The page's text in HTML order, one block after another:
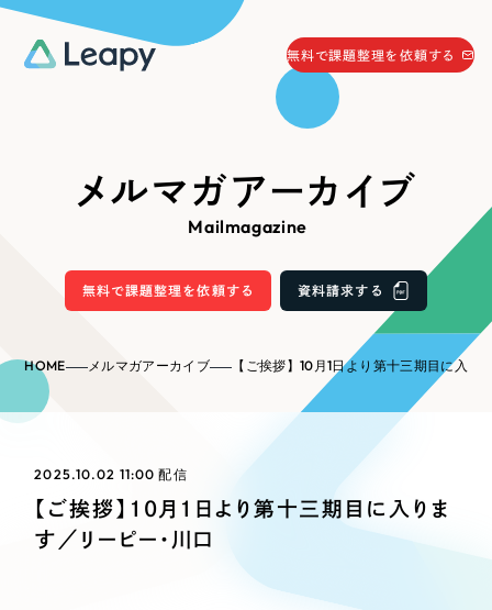
選ばれる理由
会社概要
お役立ち情報
無料で課題整理を依頼する
058-215-0066
24時間受付
資料請求する
Webサイト制作
コーポレートサイト制作
Company
メルマガアーカイブ
Mailmagazine
無料で課題整理を依頼する 資料請求する
HOME メルマガアーカイブ 【ご挨拶】10月1日より第十三期目に入ります／リーピー・川
2025.10.02 11:00配信
【ご挨拶】10月1日より第十三期目に入りま
す／リーピー・川口